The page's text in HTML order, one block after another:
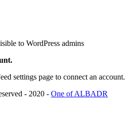
to WordPress admins
settings page to connect an account.
- 2020 - One of ALBADR